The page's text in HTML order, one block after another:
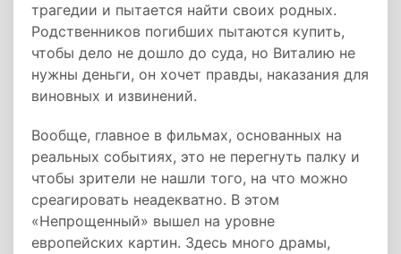
трагедии и пытается найти своих родных.
Родственников погибших пытаются купить,
чтобы дело не дошло до суда, но Виталию не
нужны деньги, он хочет правды, наказания для
виновных и извинений.
Вообще, главное в фильмах, основанных на
реальных событиях, это не перегнуть палку и
чтобы зрители не нашли того, на что можно
среагировать неадекватно. В этом
«Непрощенный» вышел на уровне
европейских картин. Здесь много драмы,